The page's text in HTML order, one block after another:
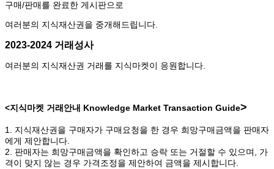
구매/판매를 완료한 게시판으로
여러분의 지식재산권을 중개해드립니다.
2023-2024 거래성사
여러분의 지식재산권 거래를 지식마켓이 응원합니다.
<지식마켓 거래안내 Knowledge Market Transaction Guide>
1. 지식재산권을 구매자가 구매요청을 한 경우 희망구매금액을 판매자
에게 제안합니다.
2. 판매자는 희망구매금액을 확인하고 승락 또는 거절할 수 있으며, 가
격이 맞지 않는 경우 가격조정을 제안하여 금액을 제시합니다.